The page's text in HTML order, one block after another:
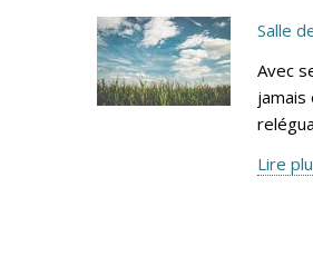
Salle
Avec
jamais
Lire